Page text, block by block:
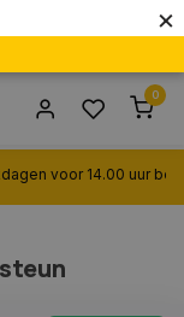
×
0
voor 14.00 uur